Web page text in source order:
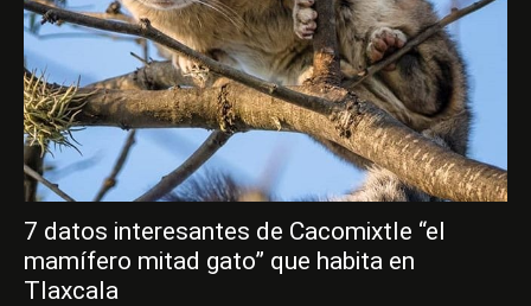
7 datos interesantes de Cacomixtle “el
mamífero mitad gato” que habita en
Tlaxcala